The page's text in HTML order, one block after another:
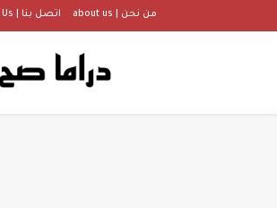
من نحن | about us اتصل بنا | Contact Us